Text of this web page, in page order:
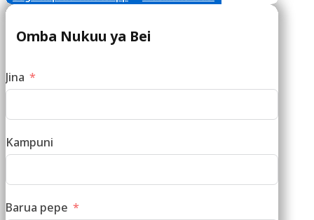
Omba Nukuu ya Bei
Jina
Kampuni
Barua pepe